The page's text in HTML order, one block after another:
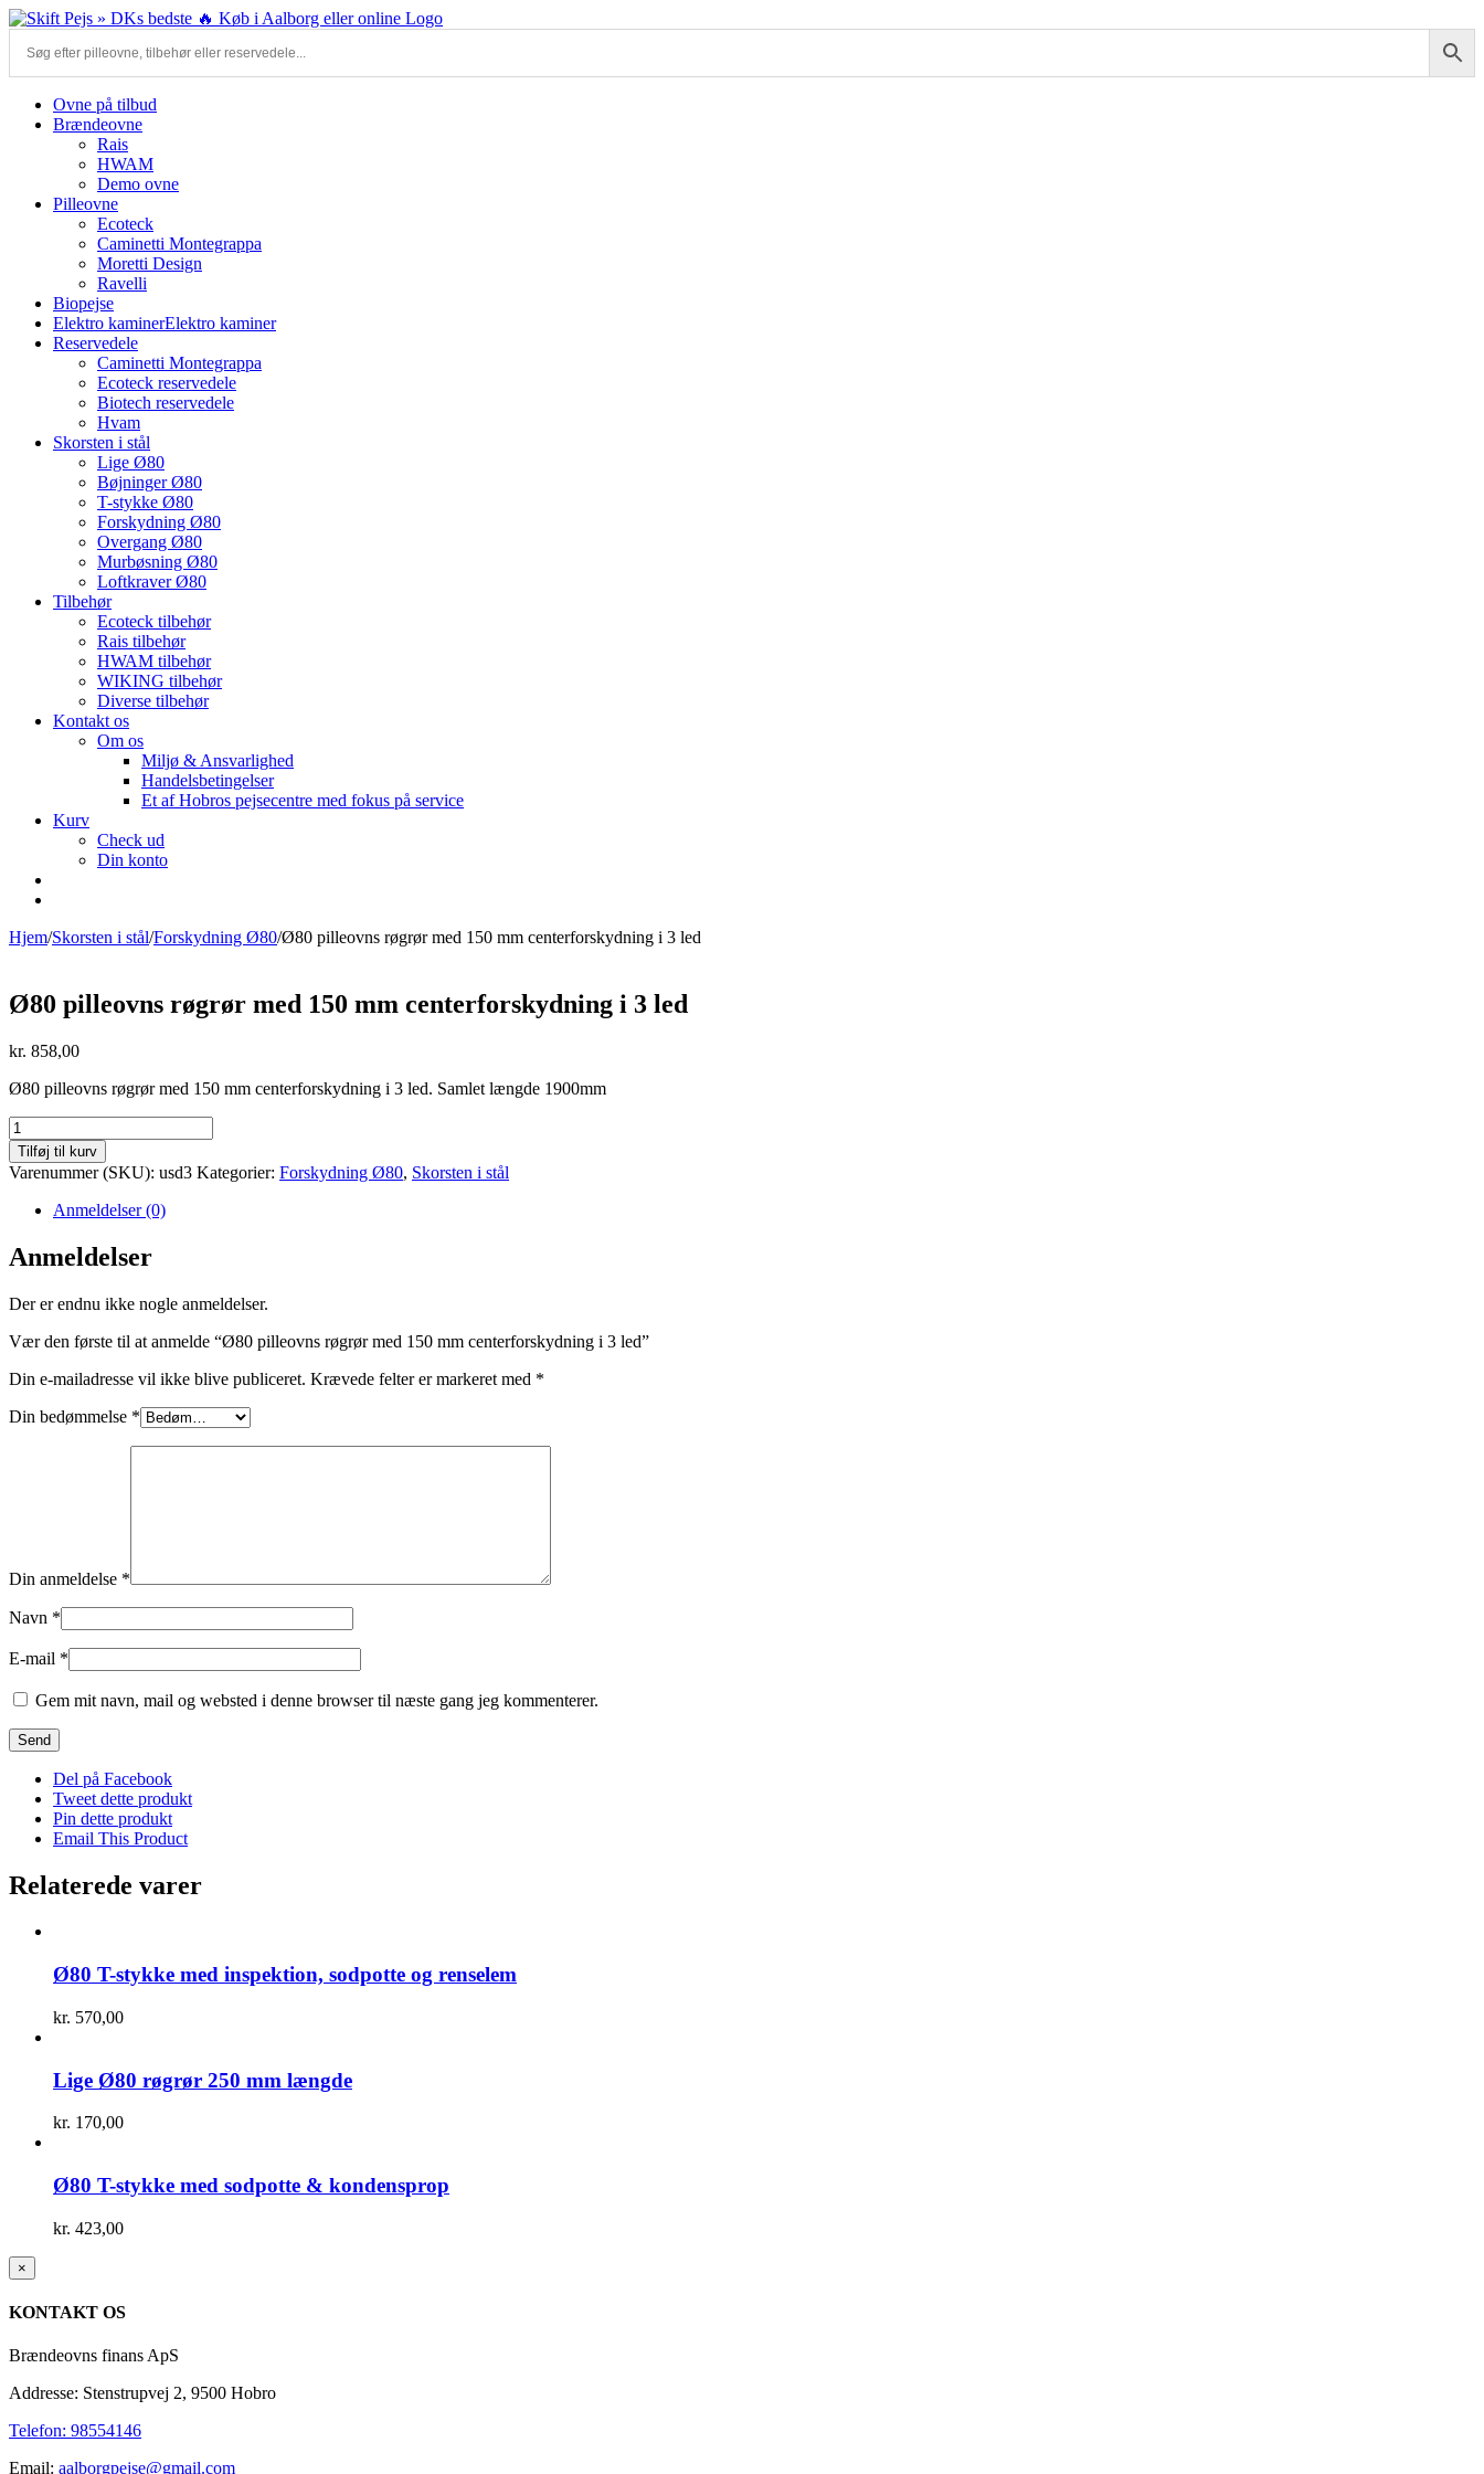
Skip
content
Ovne på tilbud
Brændeovne
Rais
HWAM
Demo ovne
Pilleovne
Ecoteck
Caminetti Montegrappa
Moretti Design
Ravelli
Biopejse
Elektro kaminerElektro kaminer
Reservedele
Caminetti Montegrappa
Ecoteck reservedele
Biotech reservedele
Hvam
Skorsten i stål
Lige Ø80
Bøjninger Ø80
T-stykke Ø80
Forskydning Ø80
Overgang Ø80
Murbøsning Ø80
Loftkraver Ø80
Tilbehør
Ecoteck tilbehør
Rais tilbehør
HWAM tilbehør
WIKING tilbehør
Diverse tilbehør
Kontakt os
Om os
Miljø & Ansvarlighed
Handelsbetingelser
Et af Hobros pejsecentre med fokus på service
Kurv
Check ud
Din konto
Hjem/Skorsten i stål/Forskydning Ø80/Ø80 pilleovns røgrør med 150 mm centerforskydning i 3 led
Ø80 pilleovns røgrør med 150 mm centerforskydning i 3 led
kr. 858,00
Ø80 pilleovns røgrør med 150 mm centerforskydning i 3 led. Samlet længde 1900mm
Ø80
pilleovns
røgrør
med
centerforskydning
i
led
Tilføj til kurv
Varenummer (SKU): usd3 Kategorier: Forskydning Ø80, Skorsten i stål
Anmeldelser (0)
Anmeldelser
Der er endnu ikke nogle anmeldelser.
Vær den første til at anmelde “Ø80 pilleovns røgrør med 150 mm centerforskydning i 3 led”
Din e-mailadresse vil ikke blive publiceret. Krævede felter er markeret med *
Din bedømmelse *
Din anmeldelse *
Navn *
E-mail *
Gem mit navn, mail og websted i denne browser til næste gang jeg kommenterer.
Del på Facebook
Tweet dette produkt
Pin dette produkt
Email This Product
Relaterede varer
Ø80 T-stykke med inspektion, sodpotte og renselem
kr. 570,00
Lige Ø80 røgrør 250 mm længde
kr. 170,00
Ø80 T-stykke med sodpotte & kondensprop
kr. 423,00
Close
product
view
×
KONTAKT OS
Brændeovns finans ApS
Addresse: Stenstrupvej 2, 9500 Hobro
Telefon: 98554146
Email: aalborgpejse@gmail.com